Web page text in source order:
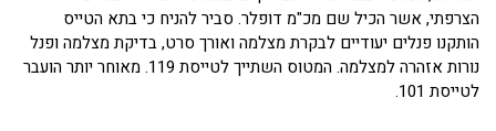
הצרפתי, אשר הכיל שם מכ"מ דופלר. סביר להניח כי בתא הטייס
הותקנו פנלים יעודיים לבקרת מצלמה ואורך סרט, בדיקת מצלמה ופנל
נורות אזהרה למצלמה. המטוס השתייך לטייסת 119. מאוחר יותר הועבר
לטייסת 101.